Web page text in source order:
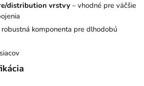
distribution vrstvy– vhodné pre väčšie
robustná komponenta pre dlhodobú